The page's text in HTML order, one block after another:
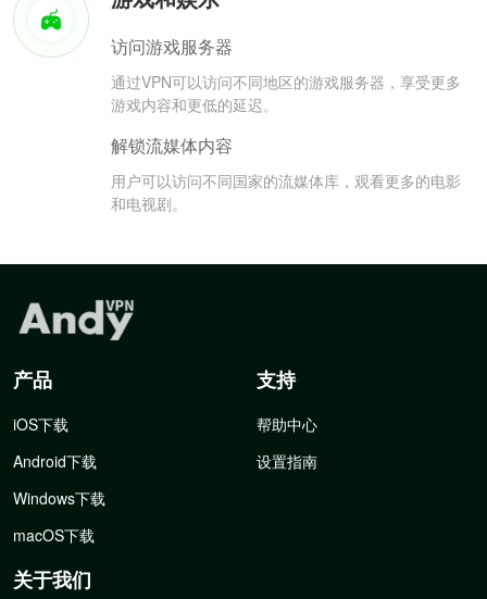
访问游戏服务器
通过VPN可以访问不同地区的游戏服务器，享受更多
游戏内容和更低的延迟。
解锁流媒体内容
用户可以访问不同国家的流媒体库，观看更多的电影
和电视剧。
产品
iOS下载
Android下载
Windows下载
macOS下载
支持
帮助中心
设置指南
关于我们